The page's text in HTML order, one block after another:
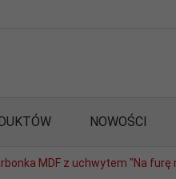
NOWOŚCI
MDF z uchwytem "Na furę